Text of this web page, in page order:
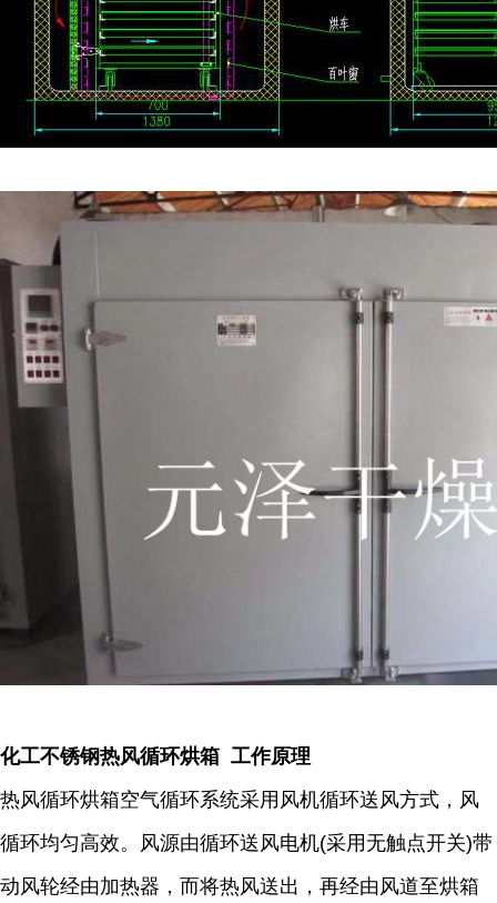
化工不锈钢热风循环烘箱 工作原理
热风循环烘箱空气循环系统采用风机循环送风方式，风
循环均匀高效。风源由循环送风电机(采用无触点开关)带
动风轮经由加热器，而将热风送出，再经由风道至烘箱